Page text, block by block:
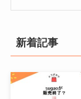
新着記事